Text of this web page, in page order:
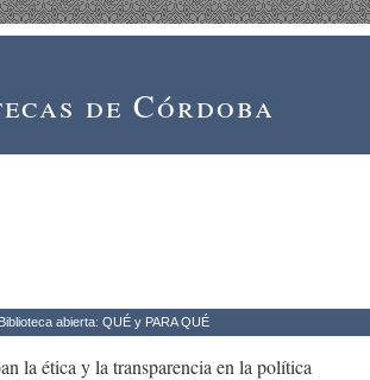
de Córdoba
Biblioteca abierta: QUÉ y PARA QUÉ
la ética y la transparencia en la política